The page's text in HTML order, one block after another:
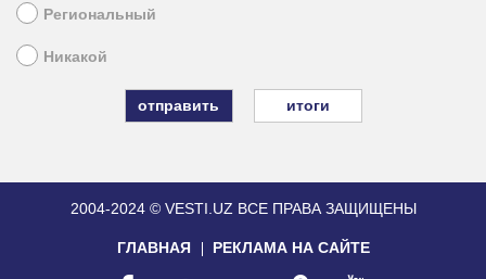
Региональный
Никакой
итоги
2004-2024 © VESTI.UZ ВСЕ ПРАВА ЗАЩИЩЕНЫ
ГЛАВНАЯ РЕКЛАМА НА САЙТЕ